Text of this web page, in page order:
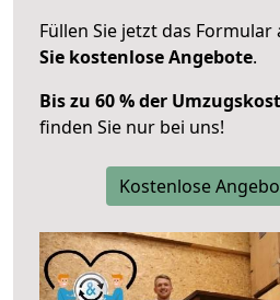
Füllen Sie jetzt das Formular
Sie kostenlose Angebote.
Bis zu 60 % der
finden Sie nur bei uns!
Kostenlose